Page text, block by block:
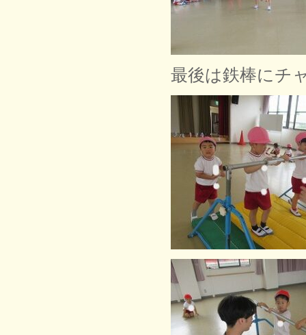
最後は鉄棒にチ